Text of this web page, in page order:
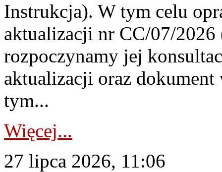
Instrukcja). W tym celu
aktualizacji nr CC/07/
rozpoczynamy jej
aktualizacji oraz
tym...
Więcej...
27 lipca 2026, 11:06